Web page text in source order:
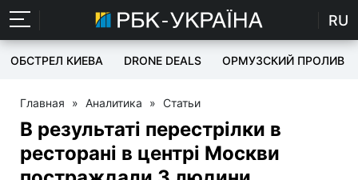
RU
ОБСТРЕЛ КИЕВА DRONE DEALS ОРМУЗСКИЙ ПРОЛИВ
Главная » Аналитика » Статьи
В результаті перестрілки в
ресторані в центрі Москви